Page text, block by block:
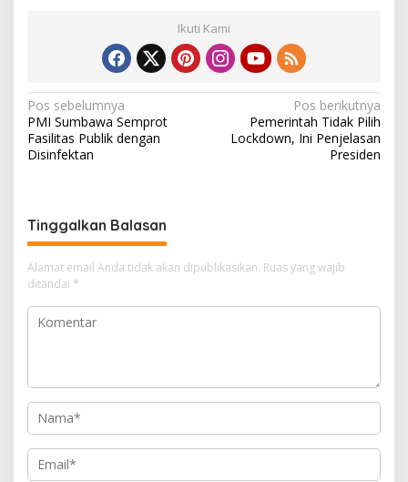
Ikuti Kami
N
a
v
g
a
s
i
p
Pos sebelumnya
PMI Sumbawa Semprot
Fasilitas Publik dengan
Disinfektan
Pos berikutnya
Pemerintah Tidak Pilih
Lockdown, Ini Penjelasan
Presiden
Tinggalkan Balasan
Alamat email Anda tidak akan dipublikasikan. Ruas yang wajib
ditandai *